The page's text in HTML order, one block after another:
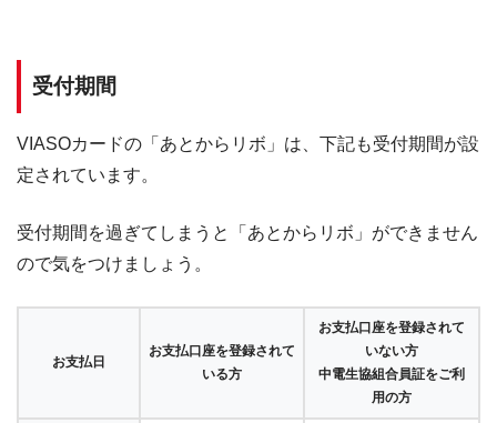
受付期間
VIASOカードの「あとからリボ」は、下記も受付期間が設
定されています。
受付期間を過ぎてしまうと「あとからリボ」ができません
ので気をつけましょう。
お支払日
お支払口座を登録されて
いる方
お支払口座を登録されて
いない方
中電生協組合員証をご利
用の方